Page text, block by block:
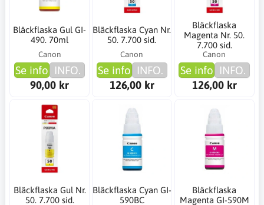
Bläckflaska Gul GI-
490. 70ml
Canon
Se info INFO.
90,00 kr
Bläckflaska Cyan Nr.
50. 7.700 sid.
Canon
Se info INFO.
126,00 kr
Bläckflaska
Magenta Nr. 50.
7.700 sid.
Canon
Se info INFO.
126,00 kr
Bläckflaska Gul Nr.
50. 7.700 sid.
Bläckflaska Cyan GI-
590BC
Bläckflaska
Magenta GI-590M